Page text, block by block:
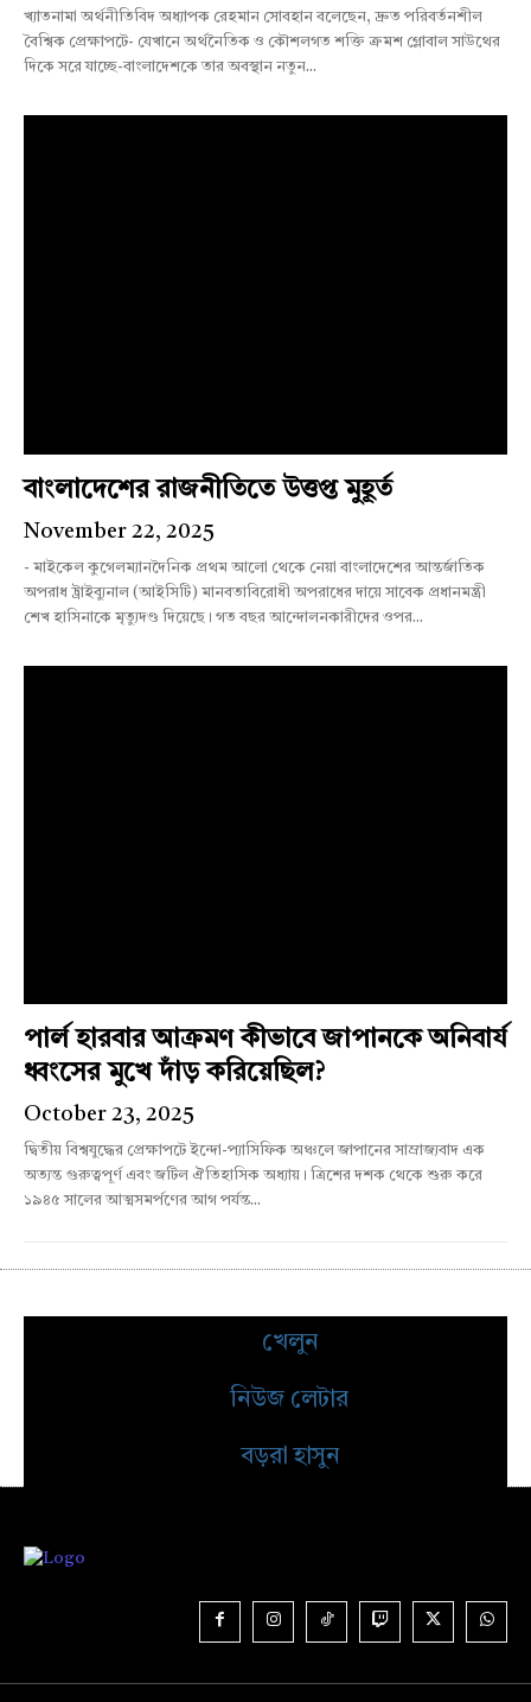
খ্যাতনামা অর্থনীতিবিদ অধ্যাপক রেহমান সোবহান বলেছেন, দ্রুত পরিবর্তনশীল
বৈশ্বিক প্রেক্ষাপটে- যেখানে অর্থনৈতিক ও কৌশলগত শক্তি ক্রমশ গ্লোবাল সাউথের
দিকে সরে যাচ্ছে-বাংলাদেশকে তার অবস্থান নতুন...
বাংলাদেশের রাজনীতিতে উত্তপ্ত মুহূর্ত
November 22, 2025
- মাইকেল কুগেলম্যানদৈনিক প্রথম আলো থেকে নেয়া বাংলাদেশের আন্তর্জাতিক
অপরাধ ট্রাইব্যুনাল (আইসিটি) মানবতাবিরোধী অপরাধের দায়ে সাবেক প্রধানমন্ত্রী
শেখ হাসিনাকে মৃত্যুদণ্ড দিয়েছে। গত বছর আন্দোলনকারীদের ওপর...
পার্ল হারবার আক্রমণ কীভাবে জাপানকে অনিবার্য
ধ্বংসের মুখে দাঁড় করিয়েছিল?
October 23, 2025
দ্বিতীয় বিশ্বযুদ্ধের প্রেক্ষাপটে ইন্দো-প্যাসিফিক অঞ্চলে জাপানের সাম্রাজ্যবাদ এক
অত্যন্ত গুরুত্বপূর্ণ এবং জটিল ঐতিহাসিক অধ্যায়। ত্রিশের দশক থেকে শুরু করে
১৯৪৫ সালের আত্মসমর্পণের আগ পর্যন্ত...
খেলুন
নিউজ লেটার
বড়রা হাসুন